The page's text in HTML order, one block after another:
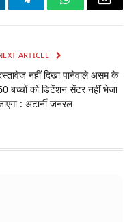
TelegramWhatsApp
Email
ARTICLE
नहीं दिखा पानेवाले असम के
बच्चों को डिटेंशन सेंटर नहीं भेजा
: अटार्नी जनरल